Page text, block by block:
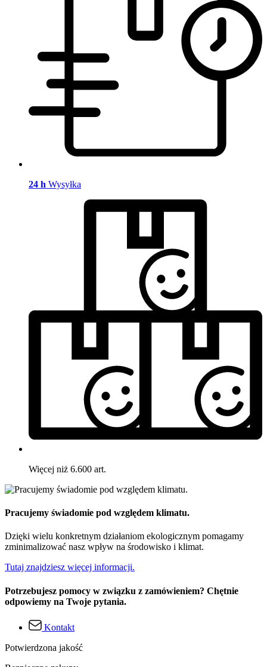
24 h Wysyłka
Więcej niż 6.600 art.
Pracujemy świadomie pod względem klimatu.
Dzięki wielu konkretnym działaniom ekologicznym pomagamy
zminimalizować nasz wpływ na środowisko i klimat.
Tutaj znajdziesz więcej informacji.
Potrzebujesz pomocy w związku z zamówieniem? Chętnie
odpowiemy na Twoje pytania.
Kontakt
Potwierdzona jakość